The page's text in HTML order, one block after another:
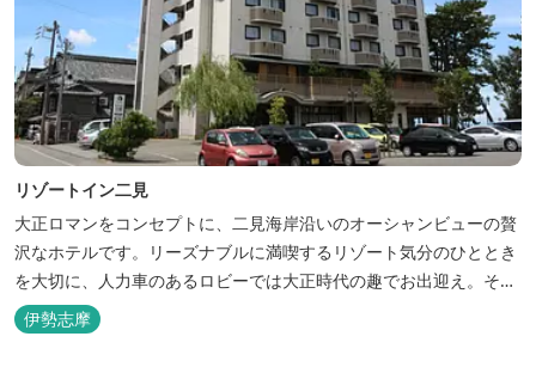
リゾートイン二見
大正ロマンをコンセプトに、二見海岸沿いのオーシャンビューの贅
沢なホテルです。リーズナブルに満喫するリゾート気分のひととき
を大切に、人力車のあるロビーでは大正時代の趣でお出迎え。そし
て、抜群の眺めが自慢の露天風呂｢七福の湯｣は、趣向を凝らした七
つのお風呂のうち、五つをご宿泊者様無料の貸切風呂としてご利用
伊勢志摩